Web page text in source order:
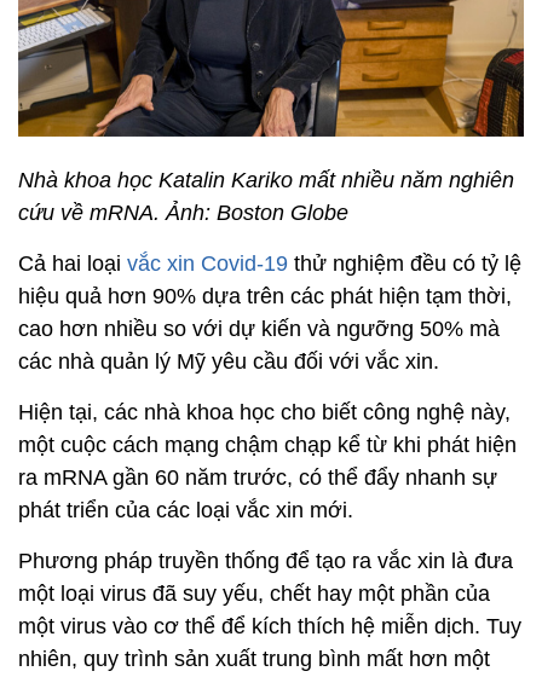
Nhà khoa học Katalin Kariko mất nhiều năm nghiên
cứu về mRNA. Ảnh: Boston Globe
Cả hai loại vắc xin Covid-19 thử nghiệm đều có tỷ lệ
hiệu quả hơn 90% dựa trên các phát hiện tạm thời,
cao hơn nhiều so với dự kiến và ngưỡng 50% mà
các nhà quản lý Mỹ yêu cầu đối với vắc xin.
Hiện tại, các nhà khoa học cho biết công nghệ này,
một cuộc cách mạng chậm chạp kể từ khi phát hiện
ra mRNA gần 60 năm trước, có thể đẩy nhanh sự
phát triển của các loại vắc xin mới.
Phương pháp truyền thống để tạo ra vắc xin là đưa
một loại virus đã suy yếu, chết hay một phần của
một virus vào cơ thể để kích thích hệ miễn dịch. Tuy
nhiên, quy trình sản xuất trung bình mất hơn một